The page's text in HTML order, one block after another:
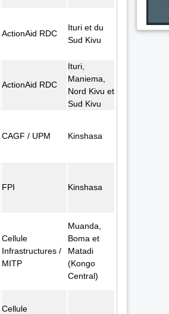
ActionAid RDC
Ituri et du
Sud Kivu
ActionAid RDC
Ituri,
Maniema,
Nord Kivu et
Sud Kivu
CAGF / UPM Kinshasa
FPI Kinshasa
Cellule
Infrastructures /
MITP
Muanda,
Boma et
Matadi
(Kongo
Central)
Cellule